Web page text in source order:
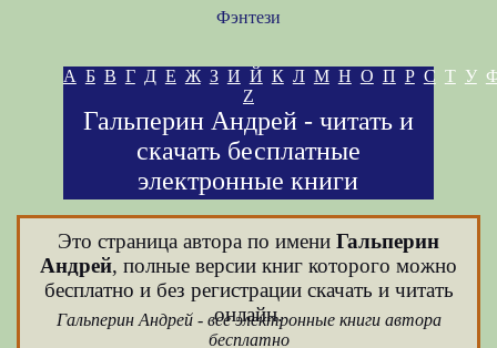
Фэнтези
А Б В Г Д Е Ж З И Й К Л М Н О П Р С Т У
Z
Гальперин Андрей - читать и
скачать бесплатные
электронные книги
Это страница автора по имени Гальперин
Андрей, полные версии книг которого можно
бесплатно и без регистрации скачать и читать
онлайн.
Гальперин Андрей - все электронные книги автора
бесплатно